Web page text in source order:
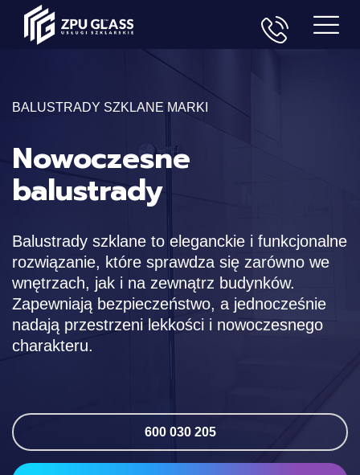
BALUSTRADY SZKLANE MARKI
Nowoczesne
balustrady
Balustrady szklane to eleganckie i funkcjonalne
rozwiązanie, które sprawdza się zarówno we
wnętrzach, jak i na zewnątrz budynków.
Zapewniają bezpieczeństwo, a jednocześnie
nadają przestrzeni lekkości i nowoczesnego
charakteru.
600 030 205